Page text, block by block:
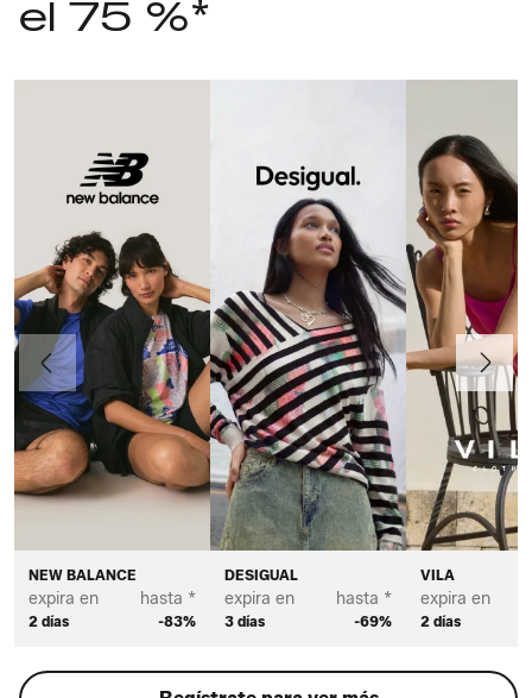
el 75 %*
NEW BALANCE
expira en
2 días
hasta *
-83%
DESIGUAL
expira en
3 días
hasta *
-69%
VILA
expira en
2 días
Anteriormente